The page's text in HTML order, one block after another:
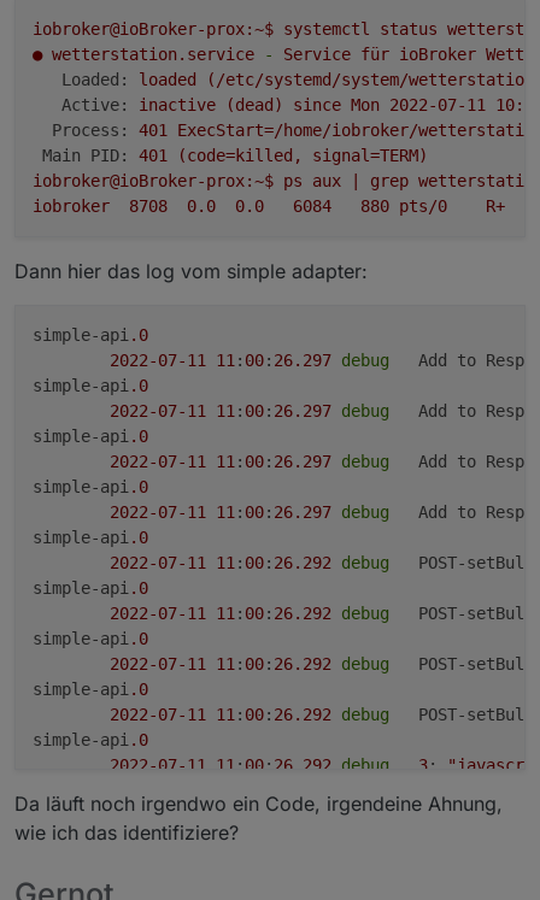
wieder finden, aber leider noch immer dasselbe Szenario.
iobroker@ioBroker-prox:~$ systemctl status
● wetterstation.service - Service für ioBroker
Loaded:
loaded
(/etc/systemd/system/
Active:
inactive (dead) since Mon
2022-07-11
Process:
401
ExecStart=/home/iobroker/
Main PID:
401 (code=killed,
signal=TERM)
iobroker@ioBroker-prox:~$ ps aux grep
iobroker
8708 0.0 0.0 6084 880 pts/0 R+
Dann hier das log vom simple adapter:
simple-api .0
2022-07-11 11 : 00: 26.297 debug
Add to
simple-api .0
2022-07-11 11 : 00: 26.297 debug
Add to
simple-api .0
2022-07-11 11 : 00: 26.297 debug
Add to
simple-api .0
2022-07-11 11 : 00: 26.297 debug
Add to
simple-api .0
2022-07-11 11 : 00: 26.292 debug
POST-
simple-api .0
2022-07-11 11 : 00: 26.292 debug
POST-
simple-api .0
2022-07-11 11 : 00: 26.292 debug
POST-
simple-api .0
2022-07-11 11 : 00: 26.292 debug
POST-
simple-api .0
2022-07-11 11 : 00: 26.292 debug 3:
2022-07-11 11:00 :26.292 debug 2 :
simple-api.0
simple-api
Da läuft noch irgendwo ein Code, irgendeine Ahnung,
wie ich das identifiziere?